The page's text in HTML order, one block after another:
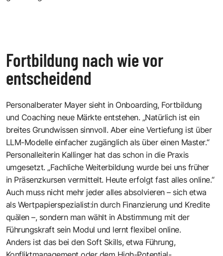
Fortbildung nach wie vor
entscheidend
Personalberater Mayer sieht in Onboarding, Fortbildung
und Coaching neue Märkte entstehen. „Natürlich ist ein
breites Grundwissen ­sinnvoll. Aber eine Vertiefung ist über
LLM-Modelle einfacher zugänglich als über einen Master.“
Personalleiterin Kallinger hat das schon in die Praxis
umgesetzt. „Fachliche Weiterbildung wurde bei uns früher
in Präsenzkursen vermittelt. Heute erfolgt fast alles online.“
Auch muss nicht mehr jeder alles absolvieren – sich etwa
als Wertpapierspezialist:in durch Finanzierung und Kredite
quälen –, sondern man wählt in Abstimmung mit der
Führungskraft sein Modul und lernt flexibel online.
Anders ist das bei den Soft Skills, etwa Führung,